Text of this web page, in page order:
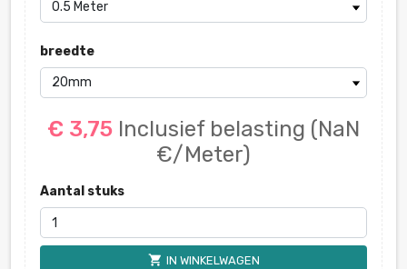
breedte
€ 3,75 Inclusief belasting (NaN
€/Meter)
Aantal stuks
shopping_cart IN WINKELWAGEN